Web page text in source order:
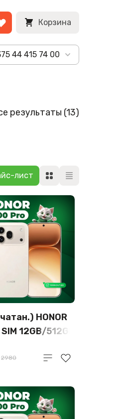
Корзина
44 415 74 00
результаты (13)
HONOR
12GB/512GB
версия
2980